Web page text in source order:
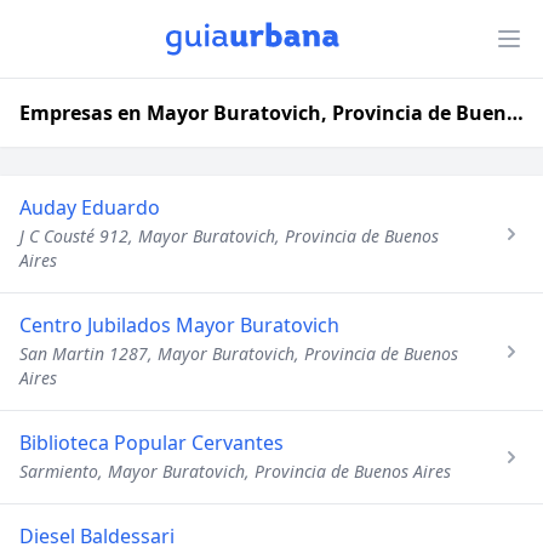
Empresas en Mayor Buratovich, Provincia de Buenos Aires
Auday Eduardo
J C Cousté 912, Mayor Buratovich, Provincia de Buenos
Aires
Centro Jubilados Mayor Buratovich
San Martin 1287, Mayor Buratovich, Provincia de Buenos
Aires
Biblioteca Popular Cervantes
Sarmiento, Mayor Buratovich, Provincia de Buenos Aires
Diesel Baldessari